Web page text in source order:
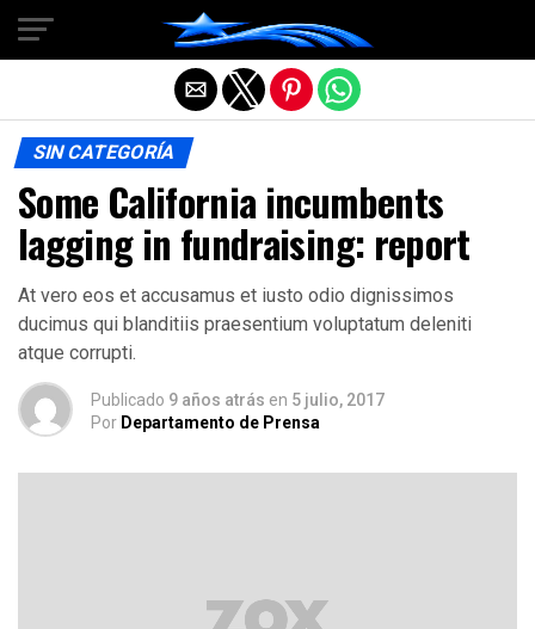
SIN CATEGORÍA
Some California incumbents
lagging in fundraising: report
At vero eos et accusamus et iusto odio dignissimos
ducimus qui blanditiis praesentium voluptatum deleniti
atque corrupti.
Publicado 9 años atrás en 5 julio, 2017
Por Departamento de Prensa
Salir de la versión móvil